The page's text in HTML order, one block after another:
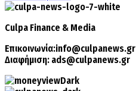
Culpa Finance & Media
Επικοινωνία:info@culpanews.gr
Διαφήμιση: ads@culpanews.gr